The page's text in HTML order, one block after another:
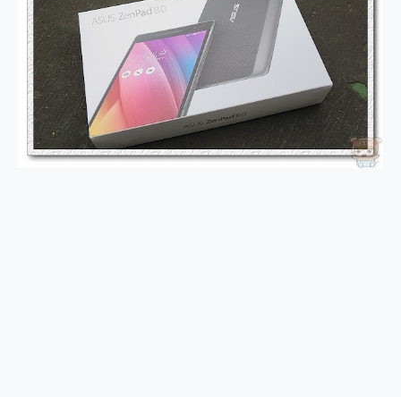
多個願望一次滿足 超強散熱 微星 MSI Claw A1M-026TW 電競掌機 開箱 評測
一吸完美對位 擁有超強吸力與超好用的隱磁支架 O-ONE MAG 最會吸的行動電源 開箱 評測
OPPO 哈蘇 300mm 專業增距鏡實測：Find X9 Ultra 光學長焦隨手拍，紀錄生活就是這麼簡單
Motorola edge 70 pro 及 moto g37 power上市，登錄在送飛利浦氣炸鍋
近八千元的 Soundcore Liberty 5 Pro Max，有螢幕的耳機會是智商稅嗎?